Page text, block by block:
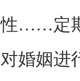
性……定
对婚姻进